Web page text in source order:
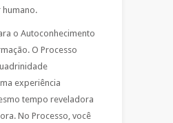
o Autoconhecimento
O Processo
experiência
tempo reveladora
No Processo, você